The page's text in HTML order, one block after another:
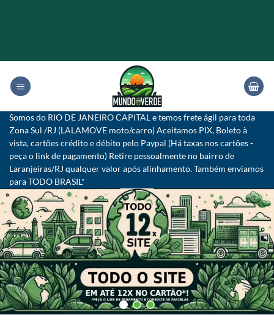
content
Somos do RIO DE JANEIRO CAPITAL e temos frete ágil para toda
Zona Sul /RJ (LALAMOVE moto/carro) Aceitamos PIX, Boleto à
vista, cartões crédito e débito pelo Paypal (Há taxas nos cartões -
peça o link de pagamento) Retire pessoalmente no bairro de
Laranjeiras/RJ qualquer valor após alinhamento. Também enviamos
para TODO BRASIL*